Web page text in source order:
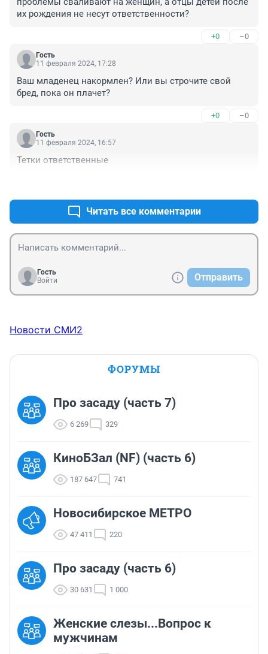
их рождения не несут ответственности?
+0 –0
Гость
11 февраля 2024, 17:28
Ваш младенец накормлен? Или вы строчите свой
бред, пока он плачет?
+0 –0
Гость
11 февраля 2024, 16:57
Тетки ответственные
Читать все комментарии
Гость
Войти
Отправить
Новости СМИ2
ФОРУМЫ
Про засаду (часть 7)
6 269 329
КиноБЗал (NF) (часть 6)
187 647 741
Новосибирское МЕТРО
47 411 220
Про засаду (часть 6)
30 631 1 000
Женские слезы...Вопрос к
мужчинам